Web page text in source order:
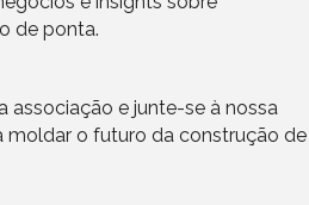
de ponta.
associação e junte-se à nossa
moldar o futuro da construção de